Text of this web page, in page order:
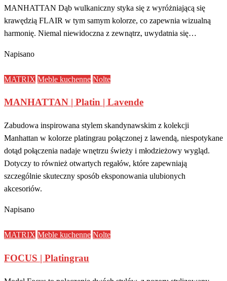
MANHATTAN Dąb wulkaniczny styka się z wyróżniającą się
krawędzią FLAIR w tym samym kolorze, co zapewnia wizualną
harmonię. Niemal niewidoczna z zewnątrz, uwydatnia się…
Napisano
MATRIX Meble kuchenne Nolte
MANHATTAN | Platin | Lavende
Zabudowa inspirowana stylem skandynawskim z kolekcji
Manhattan w kolorze platingrau połączonej z lawendą, niespotykane
dotąd połączenia nadaje wnętrzu świeży i młodzieżowy wygląd.
Dotyczy to również otwartych regałów, które zapewniają
szczególnie skuteczny sposób eksponowania ulubionych
akcesoriów.
Napisano
MATRIX Meble kuchenne Nolte
FOCUS | Platingrau